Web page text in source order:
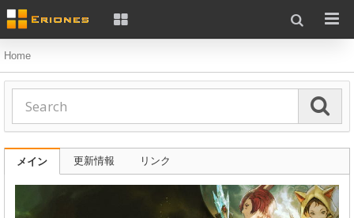
Home
メイン 更新情報 リンク